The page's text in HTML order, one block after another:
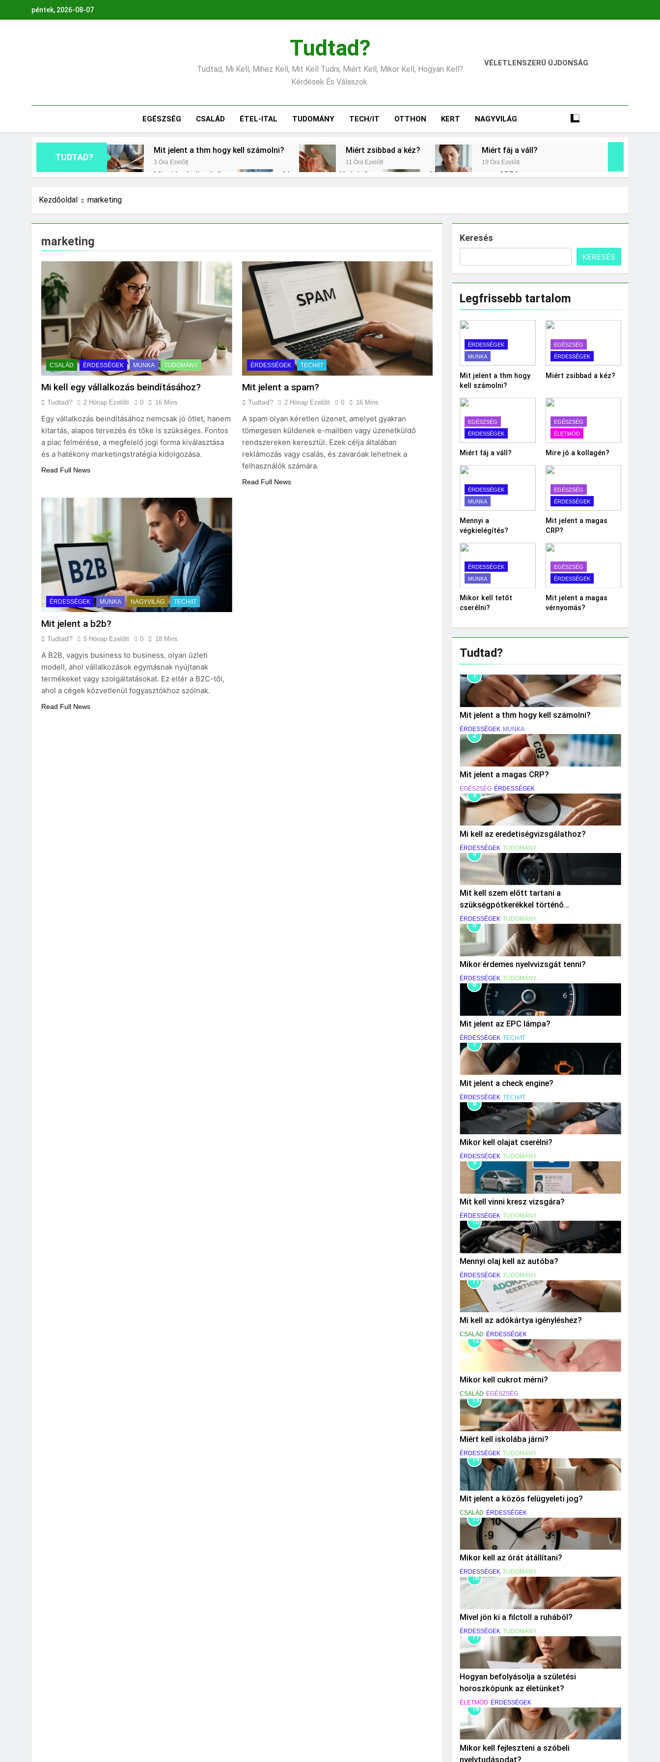
péntek, 2026-08-07
Tudtad?
Tudtad, Mi Kell, Mihez Kell, Mit Kell Tudni, Miért Kell, Mikor Kell, Hogyan Kell?
Kérdések És Válaszok.
VÉLETLENSZERŰ ÚJDONSÁG
EGÉSZSÉG CSALÁD ÉTEL-ITAL TUDOMÁNY TECH/IT OTTHON KERT NAGYVILÁG
TUDTAD?
Mit jelent a thm hogy kell számolni?
3 Óra Ezelőtt
Miért zsibbad a kéz?
11 Óra Ezelőtt
Miért fáj a váll?
19 Óra Ezelőtt
Mire jó a kollagén? Mennyi a végkielégítés? Mit jelent a magas CRP?
Milyen fűtést érdemes választani? Mennyi a táppénz?
Kezdőoldal marketing
marketing
CSALÁD ÉRDESSÉGEK MUNKA TUDOMÁNY
Mi kell egy vállalkozás beindításához?
Tudtad? 2 Hónap Ezelőtt 0 16 Mins
Egy vállalkozás beindításához nemcsak jó ötlet, hanem
kitartás, alapos tervezés és tőke is szükséges. Fontos
a piac felmérése, a megfelelő jogi forma kiválasztása
és a hatékony marketingstratégia kidolgozása.
Read Full News
ÉRDESSÉGEK TECH/IT
Mit jelent a spam?
Tudtad? 2 Hónap Ezelőtt 0 16 Mins
A spam olyan kéretlen üzenet, amelyet gyakran
tömegesen küldenek e-mailben vagy üzenetküldő
rendszereken keresztül. Ezek célja általában
reklámozás vagy csalás, és zavaróak lehetnek a
felhasználók számára.
Read Full News
ÉRDESSÉGEK MUNKA NAGYVILÁG TECH/IT
Mit jelent a b2b?
Tudtad? 5 Hónap Ezelőtt 0 18 Mins
A B2B, vagyis business to business, olyan üzleti
modell, ahol vállalkozások egymásnak nyújtanak
termékeket vagy szolgáltatásokat. Ez eltér a B2C-től,
ahol a cégek közvetlenül fogyasztókhoz szólnak.
Read Full News
Keresés
KERESÉS
Legfrissebb tartalom
ÉRDESSÉGEK
MUNKA
Mit jelent a thm hogy
kell számolni?
EGÉSZSÉG
ÉRDESSÉGEK
Miért zsibbad a kéz?
EGÉSZSÉG
ÉRDESSÉGEK
Miért fáj a váll?
EGÉSZSÉG
ÉLETMÓD
Mire jó a kollagén?
ÉRDESSÉGEK
MUNKA
Mennyi a
végkielégítés?
EGÉSZSÉG
ÉRDESSÉGEK
Mit jelent a magas
CRP?
ÉRDESSÉGEK
MUNKA
Mikor kell tetőt
cserélni?
EGÉSZSÉG
ÉRDESSÉGEK
Mit jelent a magas
vérnyomás?
Tudtad?
1
Mit jelent a thm hogy kell számolni?
ÉRDESSÉGEK MUNKA
2
Mit jelent a magas CRP?
EGÉSZSÉG ÉRDESSÉGEK
3
Mi kell az eredetiségvizsgálathoz?
ÉRDESSÉGEK TUDOMÁNY
4
Mit kell szem előtt tartani a
szükségpótkerékkel történő
közlekedéskor?
ÉRDESSÉGEK TUDOMÁNY
5
Mikor érdemes nyelvvizsgát tenni?
ÉRDESSÉGEK TUDOMÁNY
6
Mit jelent az EPC lámpa?
ÉRDESSÉGEK TECH/IT
7
Mit jelent a check engine?
ÉRDESSÉGEK TECH/IT
8
Mikor kell olajat cserélni?
ÉRDESSÉGEK TUDOMÁNY
9
Mit kell vinni kresz vizsgára?
ÉRDESSÉGEK TUDOMÁNY
10
Mennyi olaj kell az autóba?
ÉRDESSÉGEK TUDOMÁNY
11
Mi kell az adókártya igényléshez?
CSALÁD ÉRDESSÉGEK
12
Mikor kell cukrot mérni?
CSALÁD EGÉSZSÉG
13
Miért kell iskolába járni?
ÉRDESSÉGEK TUDOMÁNY
14
Mit jelent a közös felügyeleti jog?
CSALÁD ÉRDESSÉGEK
15
Mikor kell az órát átállítani?
ÉRDESSÉGEK TUDOMÁNY
16
Mivel jön ki a filctoll a ruhából?
ÉRDESSÉGEK TUDOMÁNY
17
Hogyan befolyásolja a születési
horoszkópunk az életünket?
ÉLETMÓD ÉRDESSÉGEK
18
Mikor kell fejleszteni a szóbeli
nyelvtudásodat?